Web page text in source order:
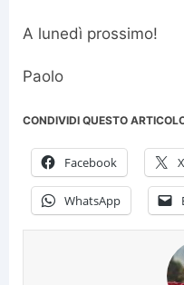
A lunedì prossimo!
Paolo
CONDIVIDI QUESTO
Facebook X
WhatsApp